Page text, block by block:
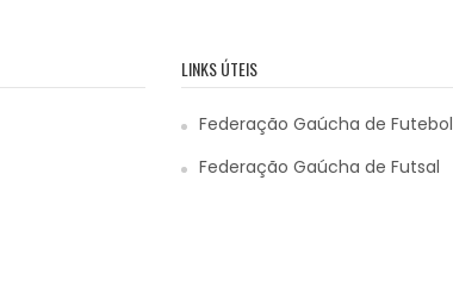
LINKS ÚTEIS
Federação Gaúcha de Futebol
Federação Gaúcha de Futsal